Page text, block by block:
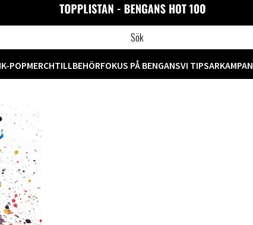
K-POPMERCHTILLBEHÖRFOKUS PÅ BENGANSVI TIPSAR